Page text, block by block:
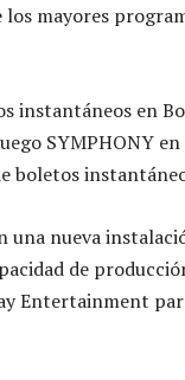
mayores
instantáneos en
SYMPHONY
boletos
nueva
de
Entertainment